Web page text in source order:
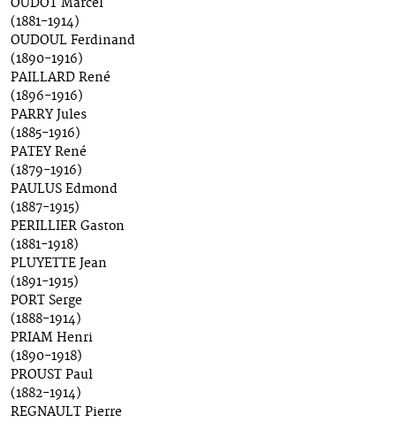
OUDOT Marcel
(1881-1914)
OUDOUL Ferdinand
(1890-1916)
PAILLARD René
(1896-1916)
PARRY Jules
(1885-1916)
PATEY René
(1879-1916)
PAULUS Edmond
(1887-1915)
PERILLIER Gaston
(1881-1918)
PLUYETTE Jean
(1891-1915)
PORT Serge
(1888-1914)
PRIAM Henri
(1890-1918)
PROUST Paul
(1882-1914)
REGNAULT Pierre